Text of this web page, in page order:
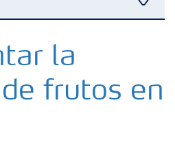
Digital
de fertilizantes
la
frutos en